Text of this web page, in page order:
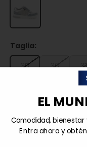
Taglia:
35 36
EL
Comodidad,
Entra ahora y